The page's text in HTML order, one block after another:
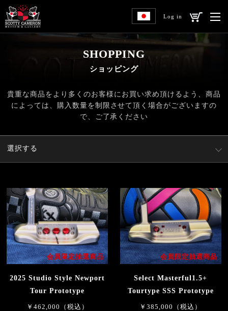
Log in
SHOPPING
ショッピング
貴重な商品をより多くのお客様にお買い求め頂けるよう、 商品
によっては、購入数量を制限させて頂く場合がございますの
で、ご了承ください
選択する
会員限定抽選商品
2025 Studio Style Newport
Tour Prototype
￥462,000（税込）
会員限定抽選商品
Select Masterful1.5+
Tourtype SSS Prototype
￥385,000（税込）